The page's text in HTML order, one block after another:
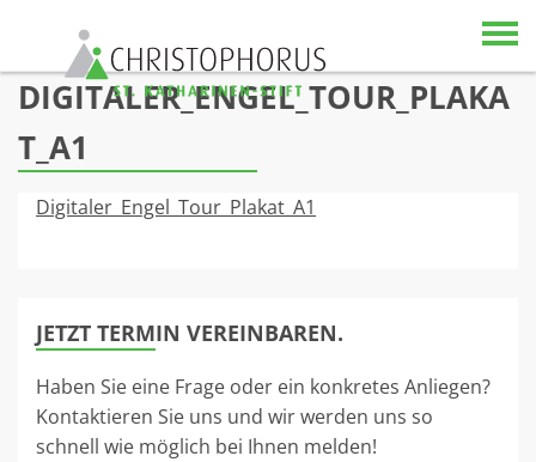
Skip to content
DIGITALER_ENGEL_TOUR_PLAKA
T_A1
Digitaler_Engel_Tour_Plakat_A1
JETZT TERMIN VEREINBAREN.
Haben Sie eine Frage oder ein konkretes Anliegen?
Kontaktieren Sie uns und wir werden uns so
schnell wie möglich bei Ihnen melden!